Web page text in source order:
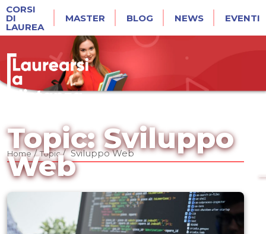
CORSI
DI
LAUREA
MASTER BLOG NEWS EVENTI
Topic: Sviluppo
Web
Home/ Topic/ Sviluppo Web